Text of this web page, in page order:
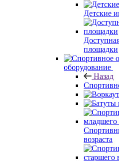
Детские
площадки
оборудование
Назад
возраста